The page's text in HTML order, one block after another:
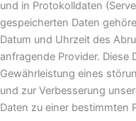
und in Protokolldaten
gespeicherten Daten
Datum und Uhrzeit des
anfragende Provider. Diese
Gewährleistung eines
und zur Verbesserung
Daten zu einer bestimmten